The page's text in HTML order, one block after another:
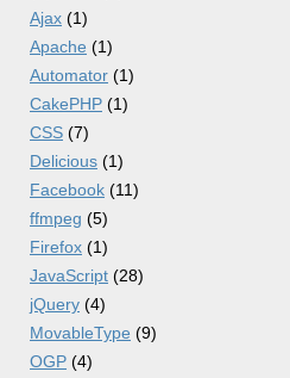
Ajax (1)
Apache (1)
Automator (1)
CakePHP (1)
CSS (7)
Delicious (1)
Facebook (11)
ffmpeg (5)
Firefox (1)
JavaScript (28)
jQuery (4)
MovableType (9)
OGP (4)